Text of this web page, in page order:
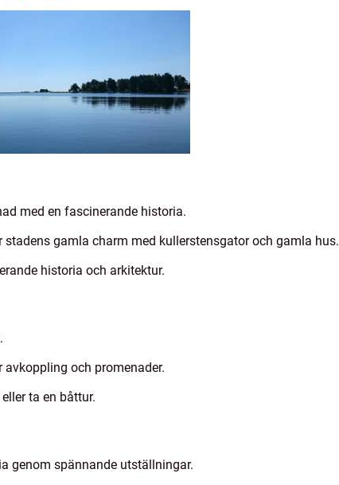
med en fascinerande historia.
gamla charm med kullerstensgator och gamla hus.
historia och arkitektur.
och promenader.
ta en båttur.
genom spännande utställningar.